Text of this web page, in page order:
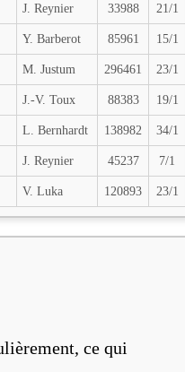
J. Reynier 33988 21/1
Y. Barberot 85961 15/1
M. Justum 296461 23/1
J.-V. Toux 88383 19/1
L. Bernhardt 138982 34/1
J. Reynier 45237 7/1
V. Luka 120893 23/1
ce qui